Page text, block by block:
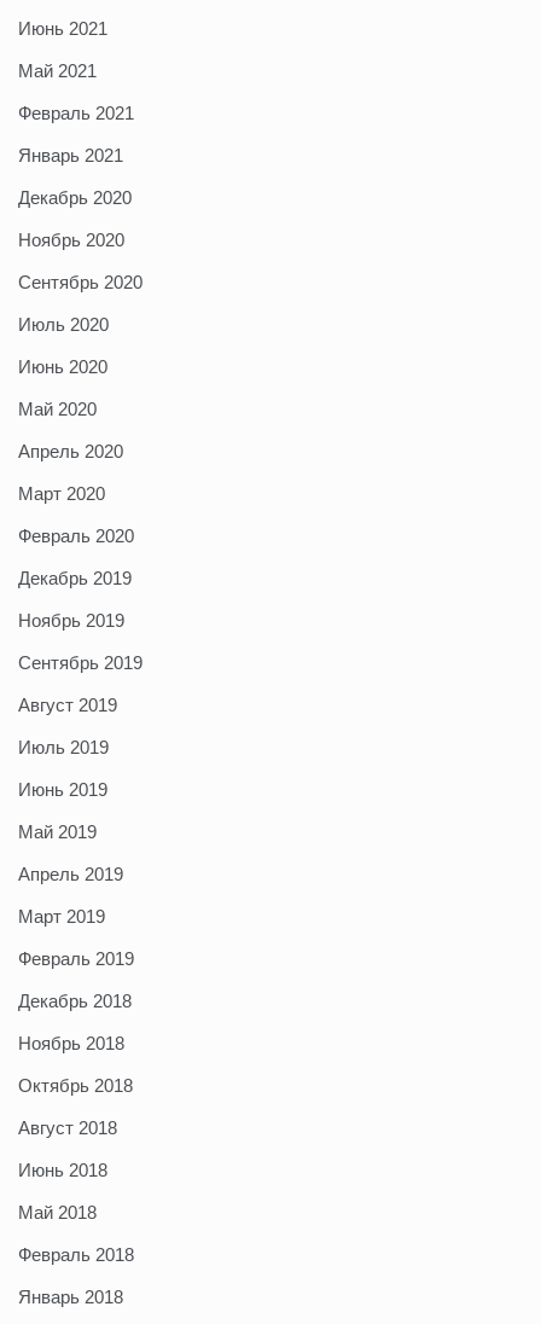
Июнь 2021
Май 2021
Февраль 2021
Январь 2021
Декабрь 2020
Ноябрь 2020
Сентябрь 2020
Июль 2020
Июнь 2020
Май 2020
Апрель 2020
Март 2020
Февраль 2020
Декабрь 2019
Ноябрь 2019
Сентябрь 2019
Август 2019
Июль 2019
Июнь 2019
Май 2019
Апрель 2019
Март 2019
Февраль 2019
Декабрь 2018
Ноябрь 2018
Октябрь 2018
Август 2018
Июнь 2018
Май 2018
Февраль 2018
Январь 2018